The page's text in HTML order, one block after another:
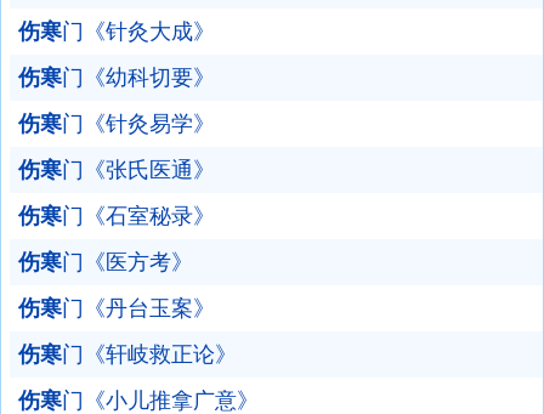
伤寒门《针灸大成》
伤寒门《幼科切要》
伤寒门《针灸易学》
伤寒门《张氏医通》
伤寒门《石室秘录》
伤寒门《医方考》
伤寒门《丹台玉案》
伤寒门《轩岐救正论》
伤寒门《小儿推拿广意》